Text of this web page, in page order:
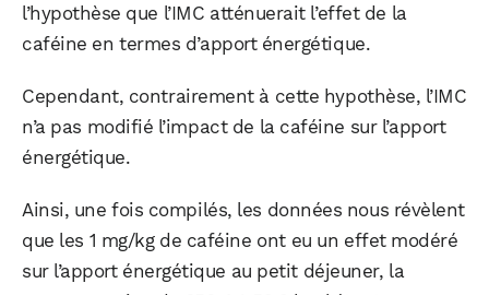
l’hypothèse que l’IMC atténuerait l’effet de la
caféine en termes d’apport énergétique.
Cependant, contrairement à cette hypothèse, l’IMC
n’a pas modifié l’impact de la caféine sur l’apport
énergétique.
Ainsi, une fois compilés, les données nous révèlent
que les 1 mg/kg de caféine ont eu un effet modéré
sur l’apport énergétique au petit déjeuner, la